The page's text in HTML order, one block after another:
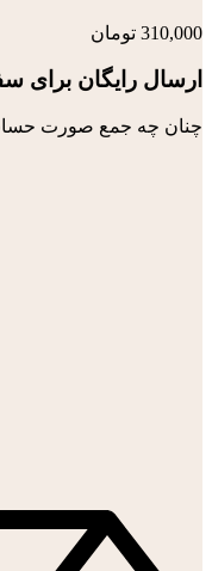
310,000 تومان
ارسال رایگان برای سفارش
چنان چه جمع صورت